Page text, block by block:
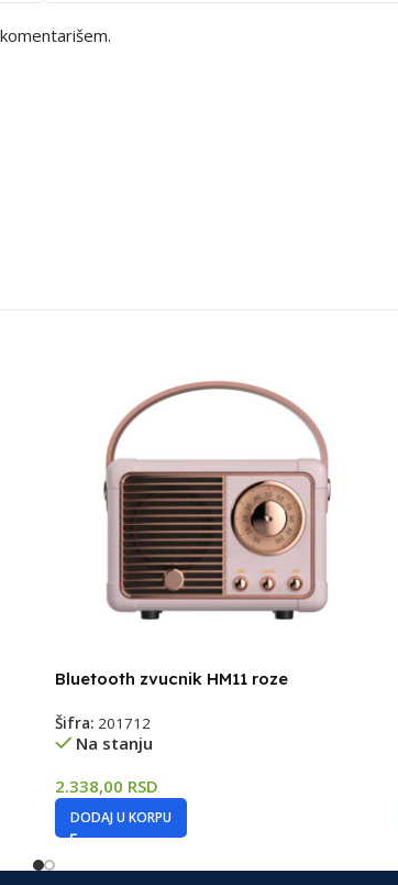
Bluetooth zvucnik HM11 roze
Šifra: 201712
Na stanju
2.338,00 RSD
DODAJ U KORPU